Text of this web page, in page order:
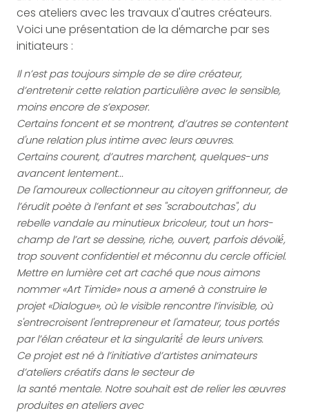
ces ateliers avec les travaux d'autres créateurs.
Voici une présentation de la démarche par ses
initiateurs :
Il n’est pas toujours simple de se dire créateur,
d’entretenir cette relation particulière avec le sensible,
moins encore de s’exposer.
Certains foncent et se montrent, d’autres se contentent
d'une relation plus intime avec leurs œuvres.
Certains courent, d’autres marchent, quelques-uns
avancent lentement...
De l'amoureux collectionneur au citoyen griffonneur, de
l’érudit poète à l’enfant et ses "scraboutchas", du
rebelle vandale au minutieux bricoleur, tout un hors-
champ de l’art se dessine, riche, ouvert, parfois dévoilé́,
trop souvent confidentiel et méconnu du cercle officiel.
Mettre en lumière cet art caché que nous aimons
nommer «Art Timide» nous a amené à construire le
projet «Dialogue», où le visible rencontre l’invisible, où
s'entrecroisent l'entrepreneur et l'amateur, tous portés
par l’élan créateur et la singularité́ de leurs univers.
Ce projet est né à l’initiative d’artistes animateurs
d’ateliers créatifs dans le secteur de
la santé mentale. Notre souhait est de relier les œuvres
produites en ateliers avec